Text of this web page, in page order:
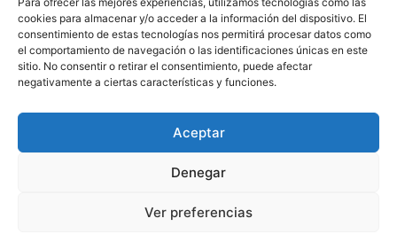
cookies para almacenar y/o acceder a la información del dispositivo. El
consentimiento de estas tecnologías nos permitirá procesar datos como
el comportamiento de navegación o las identificaciones únicas en este
sitio. No consentir o retirar el consentimiento, puede afectar
negativamente a ciertas características y funciones.
Aceptar
Denegar
Ver preferencias
Baynat, s/n
12071 Castellón de la
Plana, España
TEL.
(+34) 964 38 73 33
EMAIL
cgp@espaitec.uji.es